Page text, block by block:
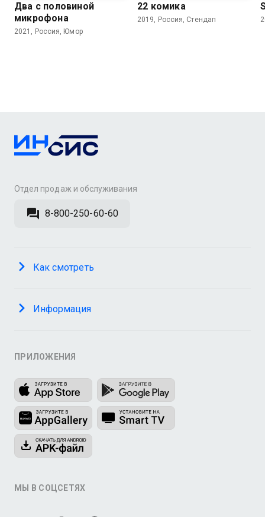
Два с половиной
микрофона
2021, Россия, Юмор
22 комика
2019, Россия, Стендап
Отдел продаж и обслуживания
8-800-250-60-60
Как смотреть
Информация
ПРИЛОЖЕНИЯ
МЫ В СОЦСЕТЯХ